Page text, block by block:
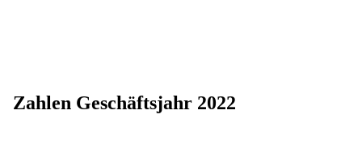
Zahlen Geschäftsjahr 2022